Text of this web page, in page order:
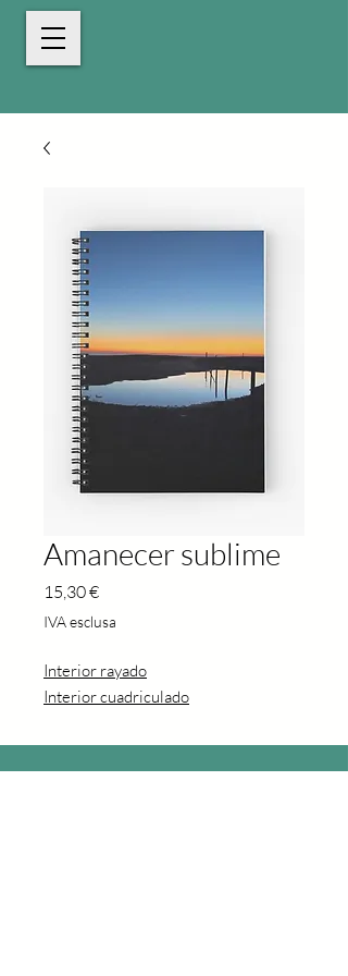
Amanecer sublime
15,30 €Prezzo
IVA esclusa
Interior rayado
Interior cuadriculado